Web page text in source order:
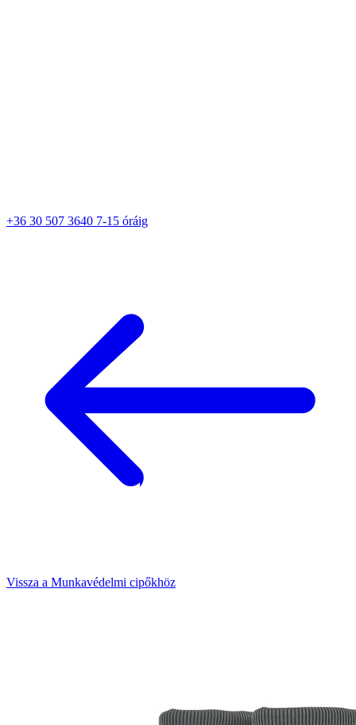
+36 30 507 3640 7-15 óráig
Vissza a Munkavédelmi cipőkhöz